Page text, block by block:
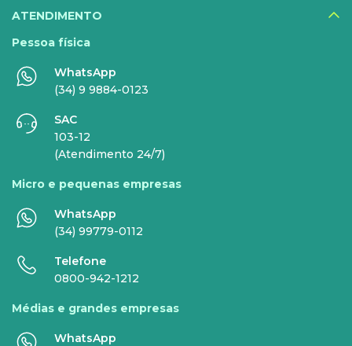
Veja todos serviços
EMPRESAS
INTERNET
Internet Fibra
Comunicação de Dados
Super Wi-Fi
Internet Essence
ATENDIMENTO
Pessoa física
WhatsApp
(34) 9 9884-0123
SAC
103-12
(Atendimento 24/7)
Micro e pequenas empresas
WhatsApp
(34) 99779-0112
Telefone
0800-942-1212
Médias e grandes empresas
WhatsApp